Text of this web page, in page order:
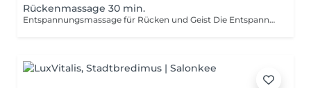
Rückenmassage 30 min.
Entspannungsmassage für Rücken und Geist Die Entspannungsmassage mit ätherischen Ölen spricht, neben dem Lösen von körperlichen Spannungen, durch den angenehmen Duft unseren Geruchssinn an und lässt uns mit Unterstützung von sanfter Entspannungsmusik zur Ruhe finden.